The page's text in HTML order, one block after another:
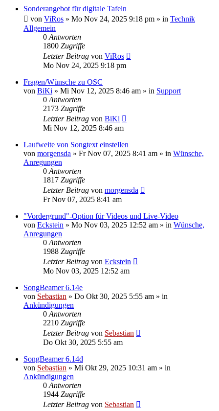
Sonderangebot für digitale Tafeln
von ViRos » Mo Nov 24, 2025 9:18 pm » in Technik
Allgemein
0 Antworten
1800 Zugriffe
Letzter Beitrag von ViRos
Mo Nov 24, 2025 9:18 pm
Fragen/Wünsche zu OSC
von BiKi » Mi Nov 12, 2025 8:46 am » in Support
0 Antworten
2173 Zugriffe
Letzter Beitrag von BiKi
Mi Nov 12, 2025 8:46 am
Laufweite von Songtext einstellen
von morgensda » Fr Nov 07, 2025 8:41 am » in Wünsche,
Anregungen
0 Antworten
1817 Zugriffe
Letzter Beitrag von morgensda
Fr Nov 07, 2025 8:41 am
"Vordergrund"-Option für Videos und Live-Video
von Eckstein » Mo Nov 03, 2025 12:52 am » in Wünsche,
Anregungen
0 Antworten
1988 Zugriffe
Letzter Beitrag von Eckstein
Mo Nov 03, 2025 12:52 am
SongBeamer 6.14e
von Sebastian » Do Okt 30, 2025 5:55 am » in
Ankündigungen
0 Antworten
2210 Zugriffe
Letzter Beitrag von Sebastian
Do Okt 30, 2025 5:55 am
SongBeamer 6.14d
von Sebastian » Mi Okt 29, 2025 10:31 am » in
Ankündigungen
0 Antworten
1944 Zugriffe
Letzter Beitrag von Sebastian